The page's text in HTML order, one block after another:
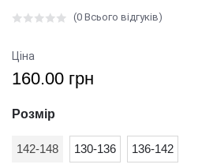
(0 Всього відгуків)
Ціна
160.00 грн
Розмір
142-148 130-136 136-142